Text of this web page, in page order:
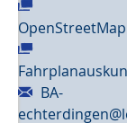
OpenStreetMap
BA-